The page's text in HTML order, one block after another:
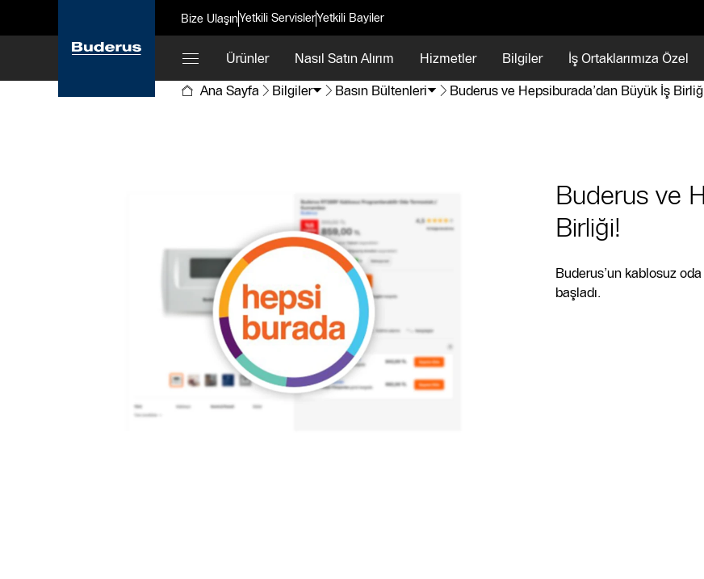
Bize UlaşınYetkili ServislerYetkili Bayiler
Ürünler Nasıl Satın Alırım Hizmetler Bilgiler İş Ortaklarımıza Özel
Ana Sayfa
Bilgiler Basın Bültenleri Buderus ve Hepsiburada’dan Büyük İş
Buderus ve
Birliği!
Buderus’un kablosuz
başladı.